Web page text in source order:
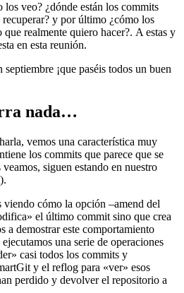
veo? ¿dónde están los commits
y por último ¿cómo los
realmente quiero hacer?. A estas y
en esta reunión.
¡que paséis todos un buen
nada…
vemos una característica muy
los commits que parece que se
siguen estando en nuestro
viendo cómo la opción –amend del
el último commit sino que crea
a demostrar este comportamiento
una serie de operaciones
casi todos los commits y
y el reflog para «ver» esos
perdido y devolver el repositorio a